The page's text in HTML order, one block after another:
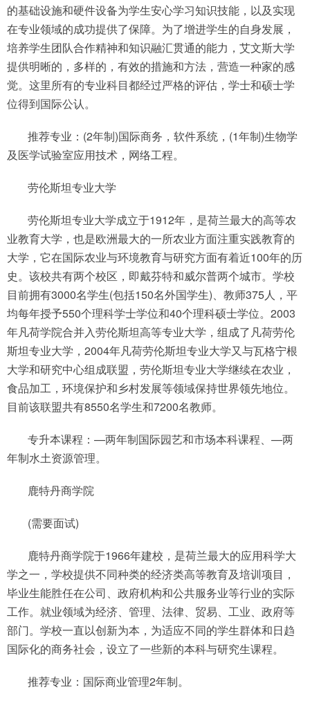
的基础设施和硬件设备为学生安心学习知识技能，以及实现
在专业领域的成功提供了保障。为了增进学生的自身发展，
培养学生团队合作精神和知识融汇贯通的能力，艾文斯大学
提供明晰的，多样的，有效的措施和方法，营造一种家的感
觉。这里所有的专业科目都经过严格的评估，学士和硕士学
位得到国际公认。
推荐专业：(2年制)国际商务，软件系统，(1年制)生物学
及医学试验室应用技术，网络工程。
劳伦斯坦专业大学
劳伦斯坦专业大学成立于1912年，是荷兰最大的高等农
业教育大学，也是欧洲最大的一所农业方面注重实践教育的
大学，它在国际农业与环境教育与研究方面有着近100年的历
史。该校共有两个校区，即戴芬特和威尔普两个城市。学校
目前拥有3000名学生(包括150名外国学生)、教师375人，平
均每年授予550个理科学士学位和40个理科硕士学位。2003
年凡荷学院合并入劳伦斯坦高等专业大学，组成了凡荷劳伦
斯坦专业大学，2004年凡荷劳伦斯坦专业大学又与瓦格宁根
大学和研究中心组成联盟，劳伦斯坦专业大学继续在农业，
食品加工，环境保护和乡村发展等领域保持世界领先地位。
目前该联盟共有8550名学生和7200名教师。
专升本课程：—两年制国际园艺和市场本科课程、—两
年制水土资源管理。
鹿特丹商学院
(需要面试)
鹿特丹商学院于1966年建校，是荷兰最大的应用科学大
学之一，学校提供不同种类的经济类高等教育及培训项目，
毕业生能胜任在公司、政府机构和公共服务业等行业的实际
工作。就业领域为经济、管理、法律、贸易、工业、政府等
部门。学校一直以创新为本，为适应不同的学生群体和日趋
国际化的商务社会，设立了一些新的本科与研究生课程。
推荐专业：国际商业管理2年制。